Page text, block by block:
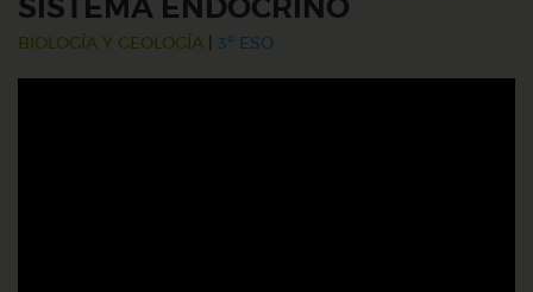
SISTEMA ENDOCRINO
BIOLOGÍA Y GEOLOGÍA 3º ESO